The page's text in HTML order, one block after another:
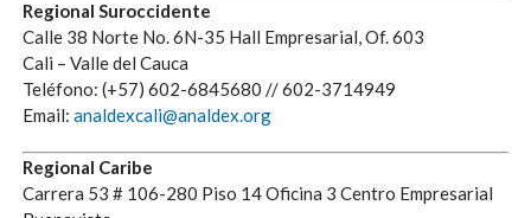
Regional Suroccidente
Calle 38 Norte No. 6N-35 Hall Empresarial, Of. 603
Cali – Valle del Cauca
Teléfono: (+57) 602-6845680 // 602-3714949
Email: analdexcali@analdex.org
Regional Caribe
Carrera 53 # 106-280 Piso 14 Oficina 3 Centro Empresarial